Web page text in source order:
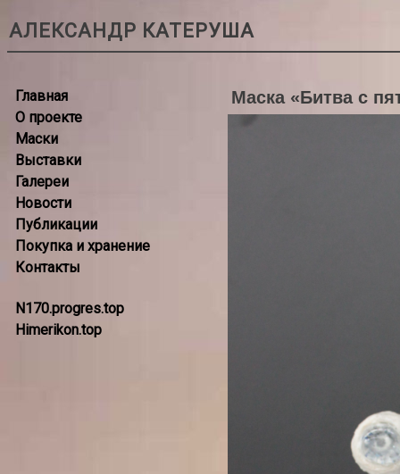
АЛЕКСАНДР КАТЕРУША
Главная
О проекте
Маски
Выставки
Галереи
Новости
Публикации
Покупка и хранение
Контакты
N170.progres.top
Himerikon.top
Маска «Битва с